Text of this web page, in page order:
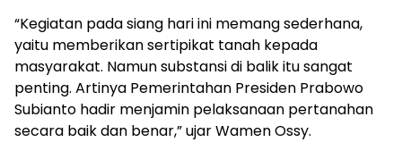
“Kegiatan pada siang hari ini memang sederhana,
yaitu memberikan sertipikat tanah kepada
masyarakat. Namun substansi di balik itu sangat
penting. Artinya Pemerintahan Presiden Prabowo
Subianto hadir menjamin pelaksanaan pertanahan
secara baik dan benar,” ujar Wamen Ossy.